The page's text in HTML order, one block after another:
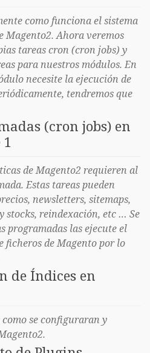
como funciona el sistema
Magento2. Ahora veremos
tareas cron (cron jobs) y
para nuestros módulos. En
necesite la ejecución de
tendremos que
(cron jobs) en
de Magento2 requieren al
Estas tareas pueden
newsletters, sitemaps,
stocks, reindexación, etc … Se
programadas las ejecute el
ficheros de Magento por lo
de Índices en
se configuraran y